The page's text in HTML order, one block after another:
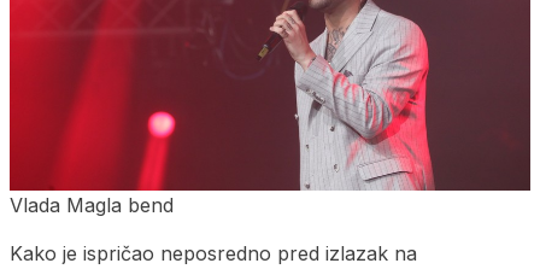
Vlada Magla bend
Kako je ispričao neposredno pred izlazak na